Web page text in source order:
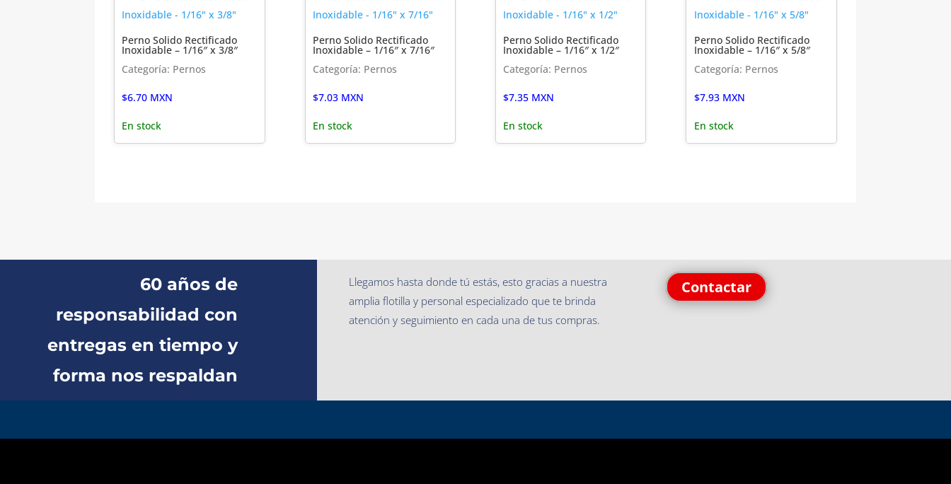
Perno Solido Rectificado
Inoxidable – 1/16″ x 3/8″
Categoría: Pernos
$6.70 MXN
En stock
Perno Solido Rectificado
Inoxidable – 1/16″ x 7/16″
Categoría: Pernos
$7.03MXN
En stock
Perno Solido Rectificado
Inoxidable – 1/16″ x 1/2″
Categoría: Pernos
$7.35 MXN
En stock
Perno Solido Rectificado
Inoxidable – 1/16″ x 5/8″
Categoría: Pernos
$7.93MXN
En stock
60 años de
responsabilidad con
entregas en tiempo y
forma nos respaldan
Llegamos hasta donde tú estás, esto gracias a nuestra
amplia flotilla y personal especializado que te brinda
atención y seguimiento en cada una de tus compras.
Contactar